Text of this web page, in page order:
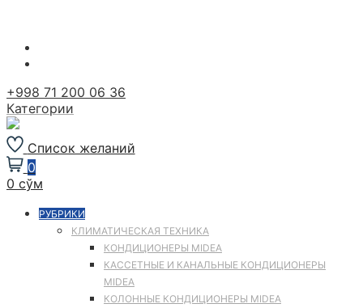
Перейти
+998 71 200 06 36
Категории
Список желаний
0
0 сўм
РУБРИКИ
КЛИМАТИЧЕСКАЯ ТЕХНИКА
КОНДИЦИОНЕРЫ MIDEA
КАССЕТНЫЕ И КАНАЛЬНЫЕ КОНДИЦИОНЕРЫ
MIDEA
КОЛОННЫЕ КОНДИЦИОНЕРЫ MIDEA